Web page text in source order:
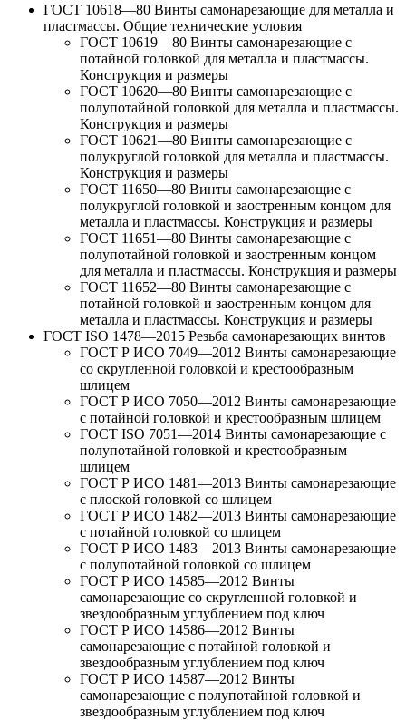
ГОСТ 10618—80 Винты самонарезающие для металла и
пластмассы. Общие технические условия
ГОСТ 10619—80 Винты самонарезающие с
потайной головкой для металла и пластмассы.
Конструкция и размеры
ГОСТ 10620—80 Винты самонарезающие с
полупотайной головкой для металла и пластмассы.
Конструкция и размеры
ГОСТ 10621—80 Винты самонарезающие с
полукруглой головкой для металла и пластмассы.
Конструкция и размеры
ГОСТ 11650—80 Винты самонарезающие с
полукруглой головкой и заостренным концом для
металла и пластмассы. Конструкция и размеры
ГОСТ 11651—80 Винты самонарезающие с
полупотайной головкой и заостренным концом
для металла и пластмассы. Конструкция и размеры
ГОСТ 11652—80 Винты самонарезающие с
потайной головкой и заостренным концом для
металла и пластмассы. Конструкция и размеры
ГОСТ ISO 1478—2015 Резьба самонарезающих винтов
ГОСТ Р ИСО 7049—2012 Винты самонарезающие
со скругленной головкой и крестообразным
шлицем
ГОСТ Р ИСО 7050—2012 Винты самонарезающие
с потайной головкой и крестообразным шлицем
ГОСТ ISO 7051—2014 Винты самонарезающие с
полупотайной головкой и крестообразным
шлицем
ГОСТ Р ИСО 1481—2013 Винты самонарезающие
с плоской головкой со шлицем
ГОСТ Р ИСО 1482—2013 Винты самонарезающие
с потайной головкой со шлицем
ГОСТ Р ИСО 1483—2013 Винты самонарезающие
с полупотайной головкой со шлицем
ГОСТ Р ИСО 14585—2012 Винты
самонарезающие со скругленной головкой и
звездообразным углублением под ключ
ГОСТ Р ИСО 14586—2012 Винты
самонарезающие с потайной головкой и
звездообразным углублением под ключ
ГОСТ Р ИСО 14587—2012 Винты
самонарезающие с полупотайной головкой и
звездообразным углублением под ключ